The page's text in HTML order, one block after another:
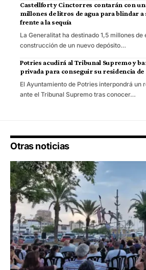
Castellfort y Cinctorres contarán con
millones de litros de agua para blindar a
frente a la sequía
La Generalitat ha destinado 1,5 millones de
construcción de un nuevo depósito…
Potries acudirá al Tribunal Supremo y
privada para conseguir su residencia de
El Ayuntamiento de Potries interpondrá un
ante el Tribunal Supremo tras conocer…
Otras noticias